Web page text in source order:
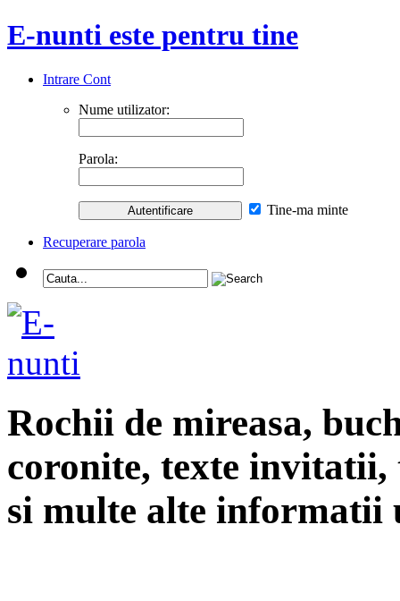
E-nunti este pentru tine
Intrare Cont
Nume utilizator:
Parola:
Tine-ma minte
Recuperare parola
Rochii de mireasa,
coronite, texte
si multe alte informatii